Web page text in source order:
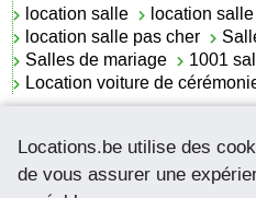
Locations.be utilise des
de vous assurer une
location salle
location
location salle pas cher
Salles de mariage
1001
Location voiture de
La location de lettrage pour
La salle de réception pour